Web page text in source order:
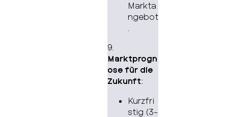
Markta
ngebot
9.
Marktprogn
ose für die
Zukunft:
Kurzfri
stig (3-